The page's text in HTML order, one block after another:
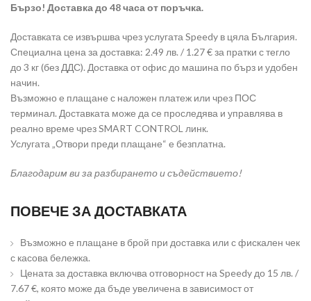
Бързо! Доставка до 48 часа от поръчка.
Доставката се извършва чрез услугата Speedy в цяла България.
Специална цена за доставка: 2.49 лв. / 1.27 € за пратки с тегло
до 3 кг (без ДДС). Доставка от офис до машина по бърз и удобен
начин.
Възможно е плащане с наложен платеж или чрез ПОС
терминал. Доставката може да се проследява и управлява в
реално време чрез SMART CONTROL линк.
Услугата „Отвори преди плащане“ е безплатна.
Благодарим ви за разбирането и съдействието!
ПОВЕЧЕ ЗА ДОСТАВКАТА
Възможно е плащане в брой при доставка или с фискален чек
с касова бележка.
Цената за доставка включва отговорност на Speedy до 15 лв. /
7.67 €, която може да бъде увеличена в зависимост от